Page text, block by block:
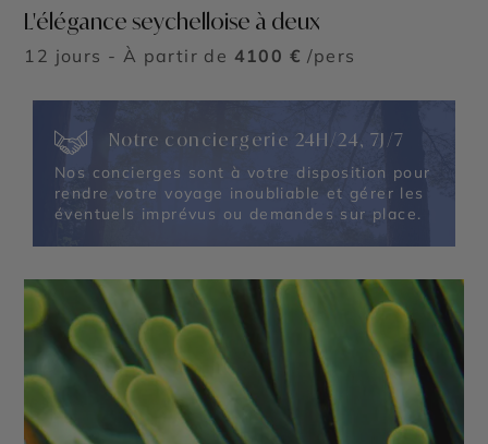
L'élégance seychelloise à deux
12 jours - À partir de 4100 € /pers
Notre conciergerie 24H/24, 7J/7
Nos concierges sont à votre disposition pour
rendre votre voyage inoubliable et gérer les
éventuels imprévus ou demandes sur place.